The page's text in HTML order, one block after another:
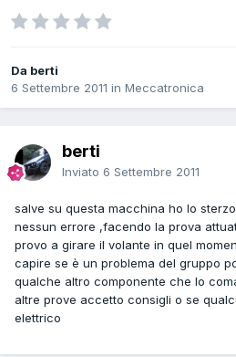
Da berti
6 Settembre 2011 in Meccatronica
berti
Inviato 6 Settembre 2011
salve su questa macchina ho lo
nessun errore ,facendo la prova
provo a girare il volante in quel
capire se è un problema del gruppo
qualche altro componente che lo
altre prove accetto consigli o se
elettrico